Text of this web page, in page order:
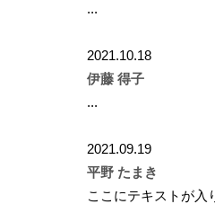
...
2021.10.18
伊藤 得子
...
2021.09.19
平野 たまき
ここにテキストが入